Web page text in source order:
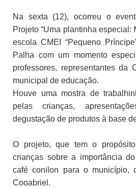
Na sexta (12), ocorreu o
Projeto “Uma plantinha especial:
escola CMEI “Pequeno
Palha com um momento
professores, representantes da
municipal de educação.
Houve uma mostra de
pelas crianças,
degustação de produtos à base
O projeto, que tem o
crianças sobre a importância
café conilon para o município,
Cooabriel.